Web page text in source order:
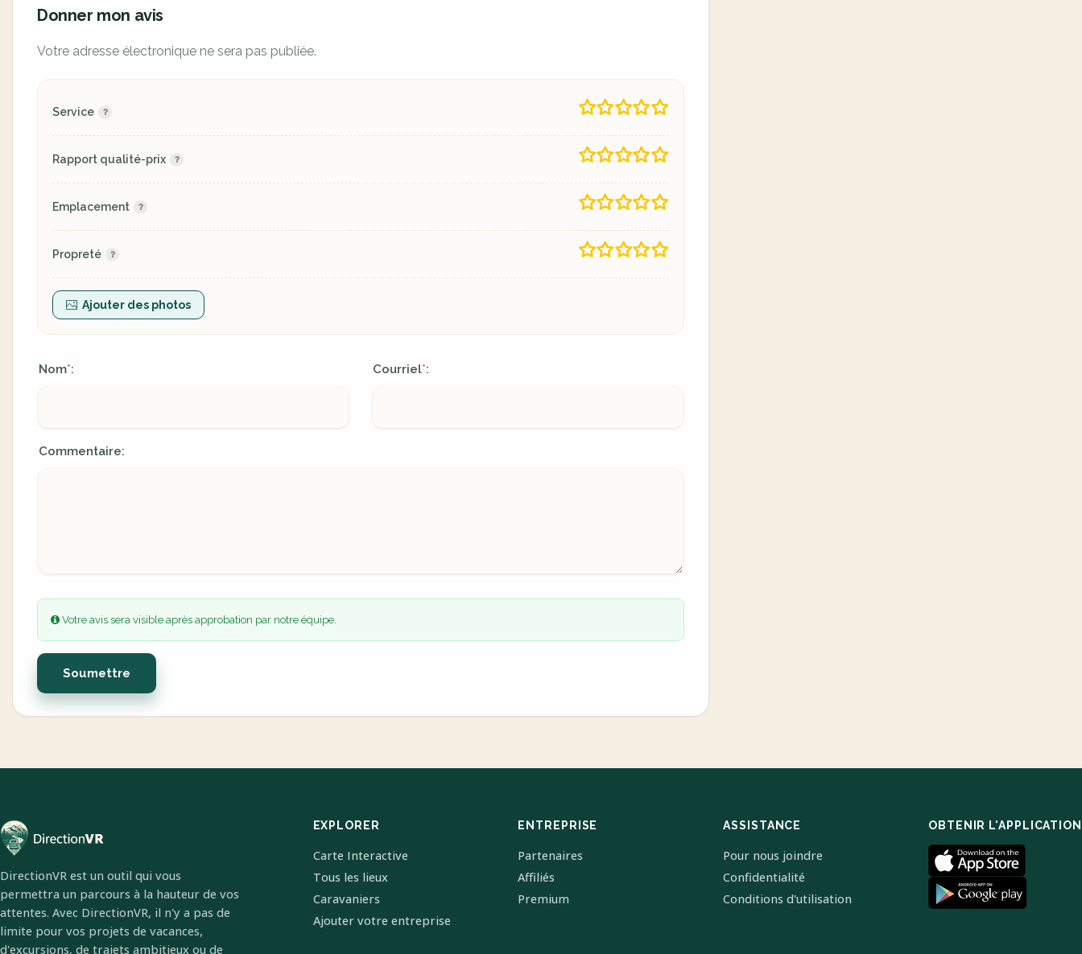
Donner mon avis
Votre adresse électronique ne sera pas publiée.
Service
Rapport qualité-prix
Emplacement
Propreté
Ajouter des photos
Nom*: Courriel*:
Commentaire:
Votre avis sera visible après approbation par notre équipe.
Soumettre
DirectionVR est un outil qui vous
permettra un parcours à la hauteur de vos
attentes. Avec DirectionVR, il n'y a pas de
limite pour vos projets de vacances,
d'excursions, de trajets ambitieux ou de
EXPLORER
Carte Interactive
Tous les lieux
Caravaniers
Ajouter votre entreprise
ENTREPRISE
Partenaires
Affiliés
Premium
ASSISTANCE
Pour nous joindre
Confidentialité
Conditions d'utilisation
OBTENIR L'APPLICATION